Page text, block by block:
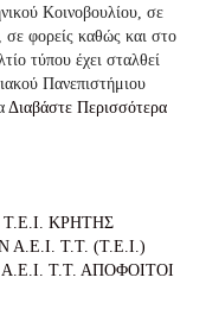
Κοινοβουλίου, σε
σε φορείς καθώς και στο
τύπου έχει σταλθεί
Πανεπιστήμιου
Διαβάστε Περισσότερα
ΚΡΗΤΗΣ
Τ.Τ. (Τ.Ε.Ι.)
Τ.Τ. ΑΠΟΦΟΙΤΟΙ